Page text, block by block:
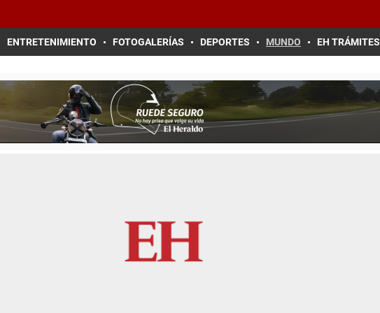
ENTRETENIMIENTO FOTOGALERÍAS DEPORTES MUNDO EH TRÁMITES